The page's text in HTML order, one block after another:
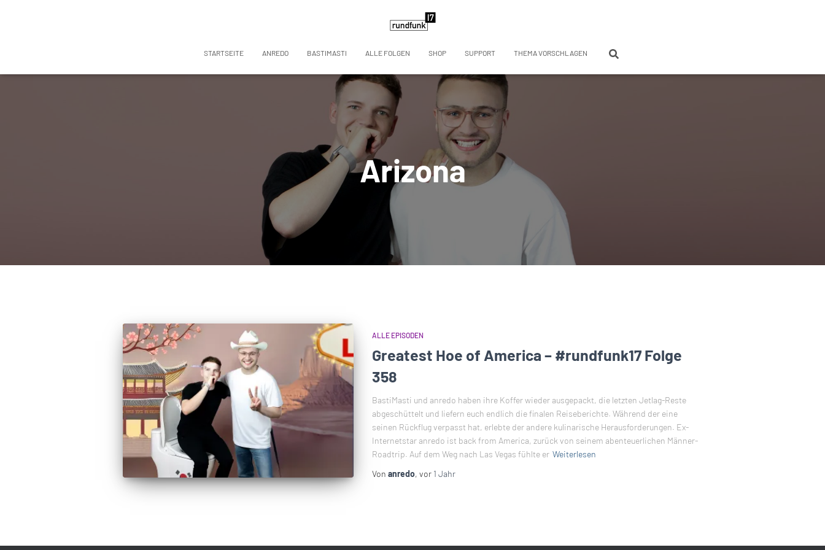
STARTSEITE ANREDO BASTIMASTI ALLE FOLGEN SHOP SUPPORT THEMA VORSCHLAGEN
Arizona
ALLE EPISODEN
Greatest Hoe of America – #rundfunk17 Folge
358
BastiMasti und anredo haben ihre Koffer wieder ausgepackt, die letzten Jetlag-Reste
abgeschüttelt und liefern euch endlich die finalen Reiseberichte. Während der eine
seinen Rückflug verpasst hat, erlebte der andere kulinarische Herausforderungen. Ex-
Internetstar anredo ist back from America, zurück von seinem abenteuerlichen Männer-
Roadtrip. Auf dem Weg nach Las Vegas fühlte er Weiterlesen
Von anredo, vor 1 Jahr